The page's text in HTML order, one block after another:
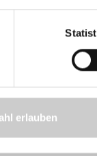
erlauben
27. August
den
Bergen! Die
auf den
anschließend
nicht